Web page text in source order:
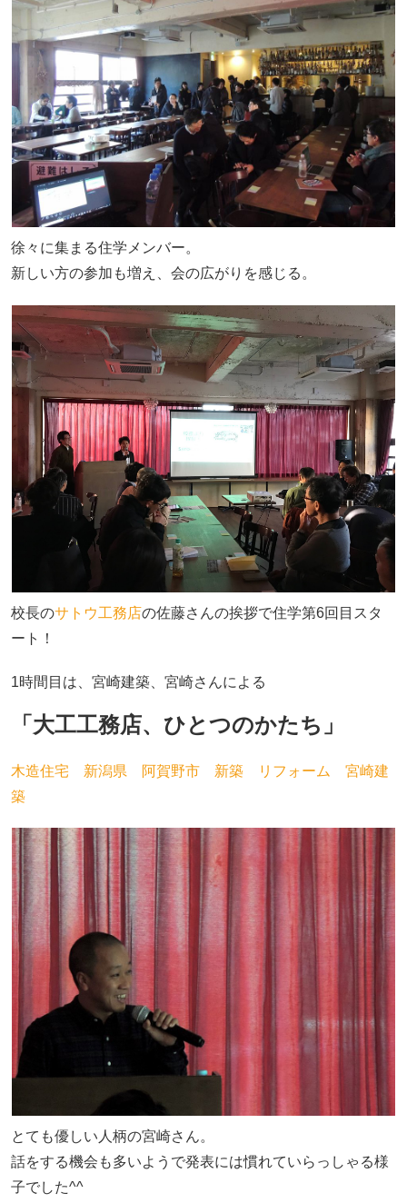
徐々に集まる住学メンバー。
新しい方の参加も増え、会の広がりを感じる。
校長のサトウ工務店の佐藤さんの挨拶で住学第6回目スタ
ート！
1時間目は、宮崎建築、宮崎さんによる
「大工工務店、ひとつのかたち」
木造住宅 新潟県 阿賀野市 新築 リフォーム 宮崎建
築
とても優しい人柄の宮崎さん。
話をする機会も多いようで発表には慣れていらっしゃる様
子でした^^